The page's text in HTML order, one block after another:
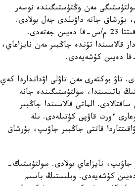
مەن وڭتۇستىگىندە نوسەر
بۇرشاق جانە داۋىلدى جەل بولادى.
سولتۇستىك- باتىستان سوعاتىن جەلدىڭ ەكپىنى 15-20 م/س، كەي ۋاقىتتا 23 م/س-قا دەيىن جەتەدى.
قالاسىندا تۇندە جاڭبىر مەن نايزاعاي،
تاۋ بوكتەرى مەن تاۋلى اۋدانداردا كەي
باتىسىندا، سولتۇستىگىندە جانە
الماتى قالاسىندا جاڭبىر
ءورت قاۋپى كۇتىلەدى. ىلە
قاتتى جاڭبىر جاۋىپ، بۇرشاق
جاۋىپ، نايزاعاي بولادى. سولتۇستىك-
ەكپىنى تاۋلى وڭىرلەردە 15- 20 م/س-قا دەيىن كۇشەيەدى. وبلىستىڭ باسىم